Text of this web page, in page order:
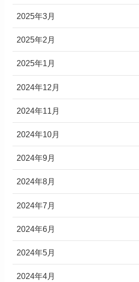
2025年3月
2025年2月
2025年1月
2024年12月
2024年11月
2024年10月
2024年9月
2024年8月
2024年7月
2024年6月
2024年5月
2024年4月